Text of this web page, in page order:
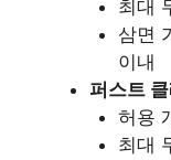
최대
삼면
이내
퍼스트
허용
최대